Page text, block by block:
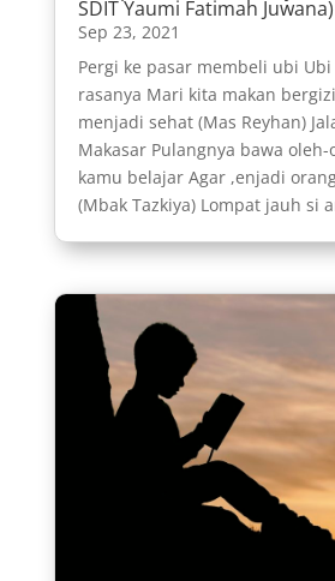
SDIT Yaumi Fatimah Juwana)
Sep 23, 2021
Pergi ke pasar membeli ubi
rasanya Mari kita makan
menjadi sehat (Mas Reyhan)
Makasar Pulangnya bawa
kamu belajar Agar ,enjadi
(Mbak Tazkiya) Lompat jauh si